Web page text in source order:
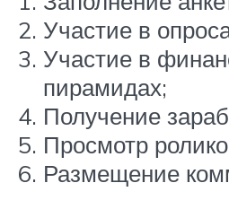
Участие в
Участие в
пирамидах;
Получение
Просмотр
Размещение